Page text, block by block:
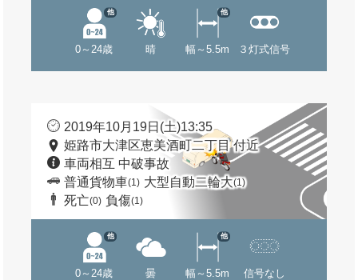
0～24歳
他
晴 幅～5.5m
他
３灯式信号
2019年10月19日(土)13:35
姫路市大津区恵美酒町二丁目 付近
車両相互 中破事故
普通貨物車(1) 大型自動二輪大(1)
死亡(0) 負傷(1)
0～24歳
他
曇 幅～5.5m
他
信号なし